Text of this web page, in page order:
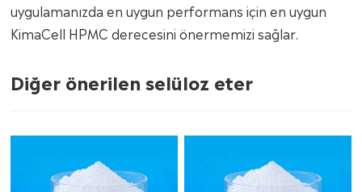
uygulamanızda en uygun performans için en uygun
KimaCell HPMC derecesini önermemizi sağlar.
Diğer önerilen selüloz eter